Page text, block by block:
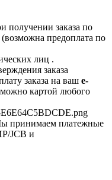
получении заказа по
предоплата по
лиц .
заказа
заказа на ваш e-
можно картой любого
принимаем платежные
JCB и